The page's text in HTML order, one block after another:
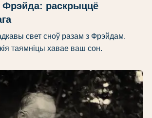
раскрыццё
свет сноў разам з Фрэйдам.
таямніцы хавае ваш сон.